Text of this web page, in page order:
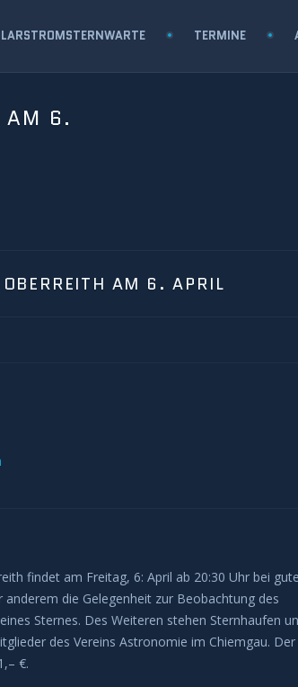
TERMINE
AM 6.
AM 6. APRIL
findet am Freitag, 6: April ab 20:30 Uhr bei
die Gelegenheit zur Beobachtung des
Sternes. Des Weiteren stehen Sternhaufen
des Vereins Astronomie im Chiemgau. Der
€.